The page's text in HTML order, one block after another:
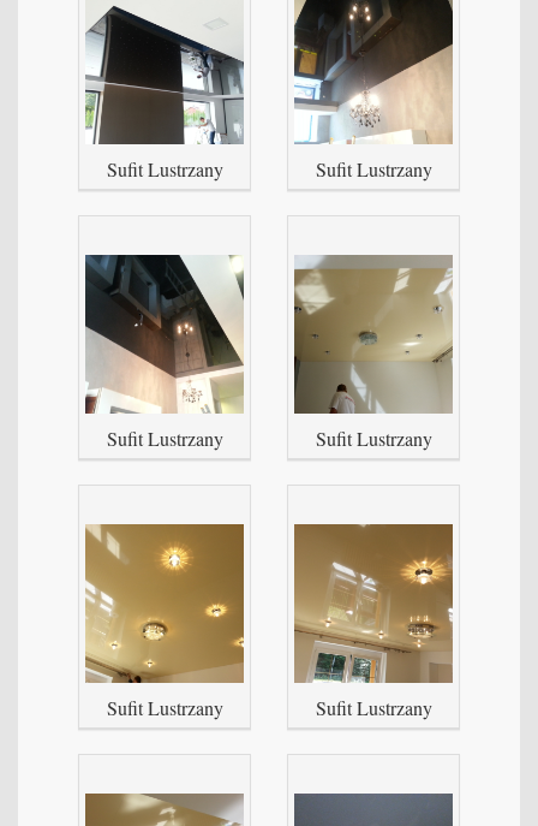
Sufit Lustrzany Sufit Lustrzany
Sufit Lustrzany Sufit Lustrzany
Sufit Lustrzany Sufit Lustrzany